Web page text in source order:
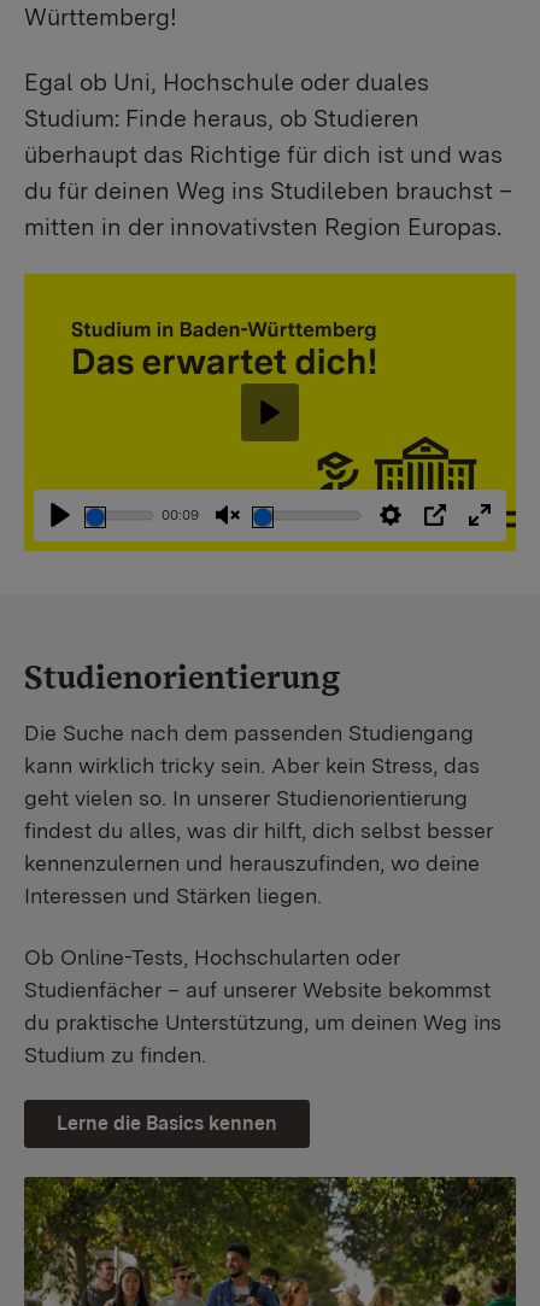
Württemberg!
Egal ob Uni, Hochschule oder duales
Studium: Finde heraus, ob Studieren
überhaupt das Richtige für dich ist und was
du für deinen Weg ins Studileben brauchst –
mitten in der innovativsten Region Europas.
Abspielen
00:09
StummschaltungEinstellungen
PIP
Abspielen
Studienorientierung
Die Suche nach dem passenden Studiengang
kann wirklich tricky sein. Aber kein Stress, das
geht vielen so. In unserer Studienorientierung
findest du alles, was dir hilft, dich selbst besser
kennenzulernen und herauszufinden, wo deine
Interessen und Stärken liegen.
Ob Online-Tests, Hochschularten oder
Studienfächer – auf unserer Website bekommst
du praktische Unterstützung, um deinen Weg ins
Studium zu finden.
Lerne die Basics kennen